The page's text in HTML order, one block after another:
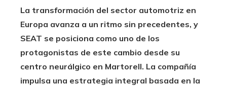
La transformación del sector automotriz en
Europa avanza a un ritmo sin precedentes, y
SEAT se posiciona como uno de los
protagonistas de este cambio desde su
centro neurálgico en Martorell. La compañía
impulsa una estrategia integral basada en la